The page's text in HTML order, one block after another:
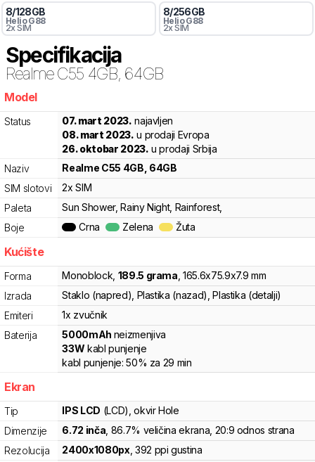
8/128GB
Helio G88
2x SIM
8/256GB
Helio G88
2x SIM
Specifikacija
RealmeC55 4GB, 64GB
Model
Status 07. mart 2023. najavljen
08. mart 2023. u prodaji Evropa
26. oktobar 2023. u prodaji Srbija
Naziv
Realme C55 4GB, 64GB
SIM slotovi
2x SIM
Paleta
Sun Shower, Rainy Night, Rainforest,
Boje
Crna Zelena Žuta
Kućište
Forma Monoblock 189.5 grama ,165.6x75.9x7.9 mm
Izrada
Staklo (napred), Plastika (nazad), Plastika (detalji)
Emiteri
1x zvučnik
Baterija
5000mAh neizmenjiva
33W kabl punjenje
kabl punjenje:50% za 29 min
Ekran
Tip IPS LCD (LCD) , okvir Hole
Dimenzije
6.72 inča , 86.7% veličina ekrana , 20:9 odnos strana
Rezolucija
2400x1080px, 392 ppi gustina